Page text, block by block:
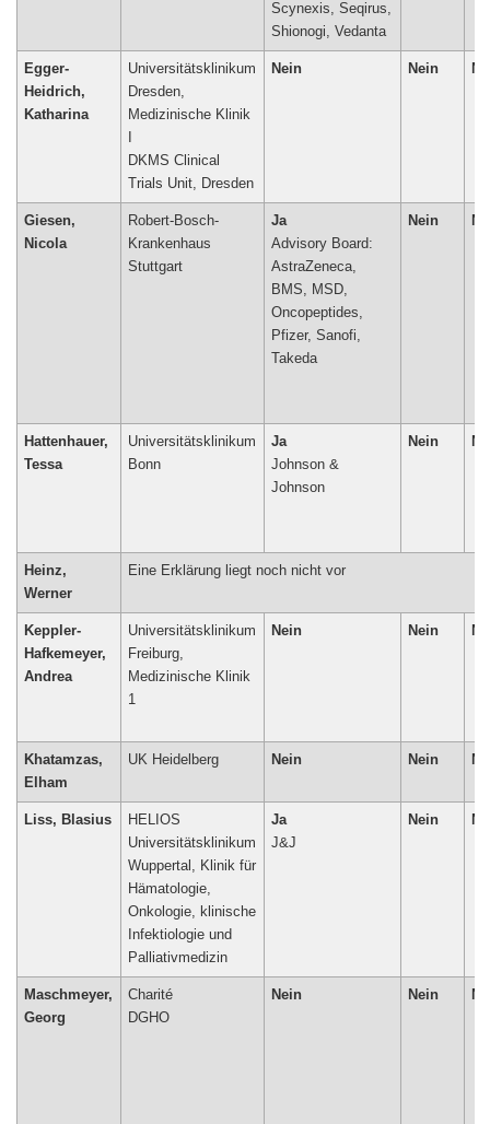
Scynexis, Seqirus,
Shionogi, Vedanta
Egger-
Heidrich,
Katharina
Universitätsklinikum
Dresden,
Medizinische Klinik
DKMS Clinical
Nein Nein
Giesen,
Nicola
Robert-Bosch-
Krankenhaus
Stuttgart
Ja
Advisory Board:
AstraZeneca,
BMS, MSD,
Oncopeptides,
Pfizer, Sanofi,
Takeda
Nein
Hattenhauer,
Tessa
Universitätsklinikum
Bonn
Ja
Johnson &
Nein
Heinz,
Werner
Eine Erklärung liegt noch nicht vor
Keppler-
Hafkemeyer,
Andrea
Universitätsklinikum
Freiburg,
Medizinische Klinik
1
Nein Nein
Khatamzas,
Elham
UK Heidelberg Nein Nein
Liss, Blasius
HELIOS
Universitätsklinikum
Wuppertal, Klinik für
Hämatologie,
Onkologie, klinische
Infektiologie und
Ja
J&J
Nein
Maschmeyer,
Georg
Charité
DGHO
Nein Nein